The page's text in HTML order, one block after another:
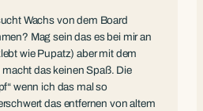
Wachs von dem Board
Mag sein das es bei mir an
wie Pupatz) aber mit dem
das keinen Spaß. Die
wenn ich das mal so
das entfernen von altem